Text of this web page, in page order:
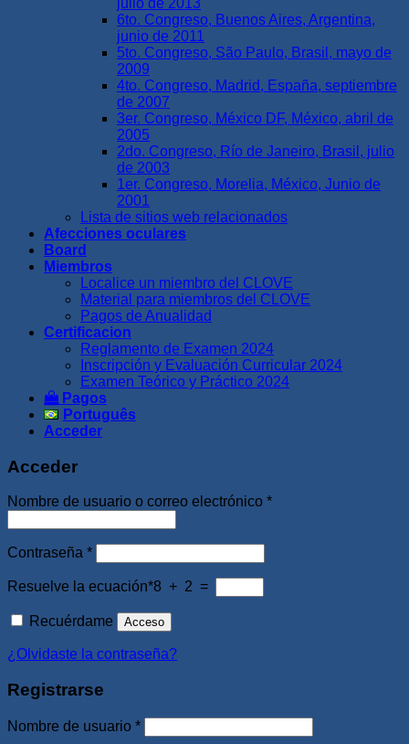
6to. Congreso, Buenos Aires, Argentina,
junio de 2011
5to. Congreso, São Paulo, Brasil, mayo de
2009
4to. Congreso, Madrid, España, septiembre
de 2007
3er. Congreso, México DF, México, abril de
2005
2do. Congreso, Río de Janeiro, Brasil, julio
de 2003
1er. Congreso, Morelia, México, Junio de
2001
Lista de sitios web relacionados
Afecciones oculares
Board
Miembros
Localice un miembro del CLOVE
Material para miembros del CLOVE
Pagos de Anualidad
Certificacion
Reglamento de Examen 2024
Inscripción y Evaluación Curricular 2024
Examen Teórico y Práctico 2024
Pagos
Português
Acceder
Acceder
Nombre de usuario o correo electrónico *Obligatorio
Contraseña *Obligatorio
Resuelve la ecuación*8 + 2 =
Recuérdame Acceso
¿Olvidaste la contraseña?
Registrarse
Nombre de usuario *Obligatorio